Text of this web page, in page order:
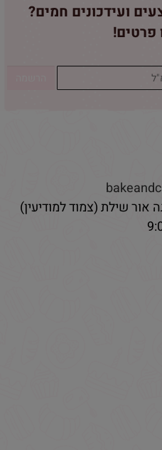
ועידכונים חמים?
פרטים!
שילת (צמוד למודיעין)